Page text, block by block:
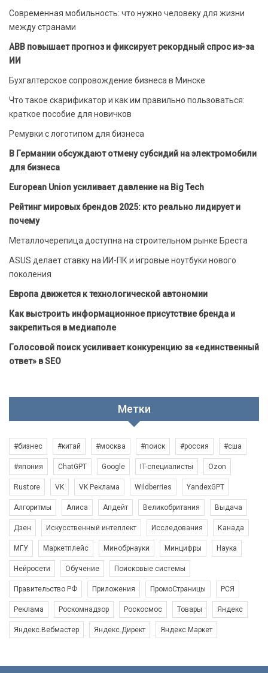
Современная мобильность: что нужно человеку для жизни
между странами
ABB повышает прогноз и фиксирует рекордный спрос из-за
ИИ
Бухгалтерское сопровождение бизнеса в Минске
Что такое скарификатор и как им правильно пользоваться:
краткое пособие для новичков
Ремувки с логотипом для бизнеса
В Германии обсуждают отмену субсидий на электромобили
для бизнеса
European Union усиливает давление на Big Tech
Рейтинг мировых брендов 2025: кто реально лидирует и
почему
Металлочерепица доступна на строительном рынке Бреста
ASUS делает ставку на ИИ-ПК и игровые ноутбуки нового
поколения
Европа движется к технологической автономии
Как выстроить информационное присутствие бренда и
закрепиться в медиаполе
Голосовой поиск усиливает конкуренцию за «единственный
ответ» в SEO
Метки
#бизнес #китай #москва #поиск #россия #сша
#япония ChatGPT Google IT-специалисты Ozon
Rustore VK VK Реклама Wildberries YandexGPT
Алгоритмы Алиса Апдейт Великобритания Выдача
Дзен Искусственный интеллект Исследования Канада
МГУ Маркетплейс Минобрнауки Минцифры Наука
Нейросети Обучение Поисковые системы
Правительство РФ Приложения ПромоСтраницы РСЯ
Реклама Роскомнадзор Роскосмос Товары Яндекс
Яндекс.Вебмастер Яндекс.Директ Яндекс.Маркет